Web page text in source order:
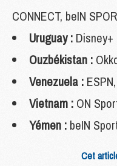
CONNECT, beIN
Uruguay : Disney+
Ouzbékistan :
Venezuela :
Vietnam : ON
Yémen : beIN
Cet